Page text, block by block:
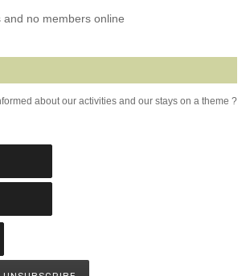
no members online
about our activities and our stays on a theme ?